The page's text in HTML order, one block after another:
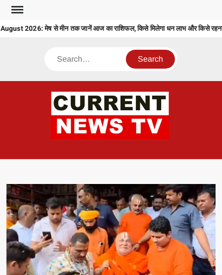
Skip
content2026: मेष से मीन तक जानें आज का राशिफल, किसे मिलेगा धन लाभ और किसे रहना
Search